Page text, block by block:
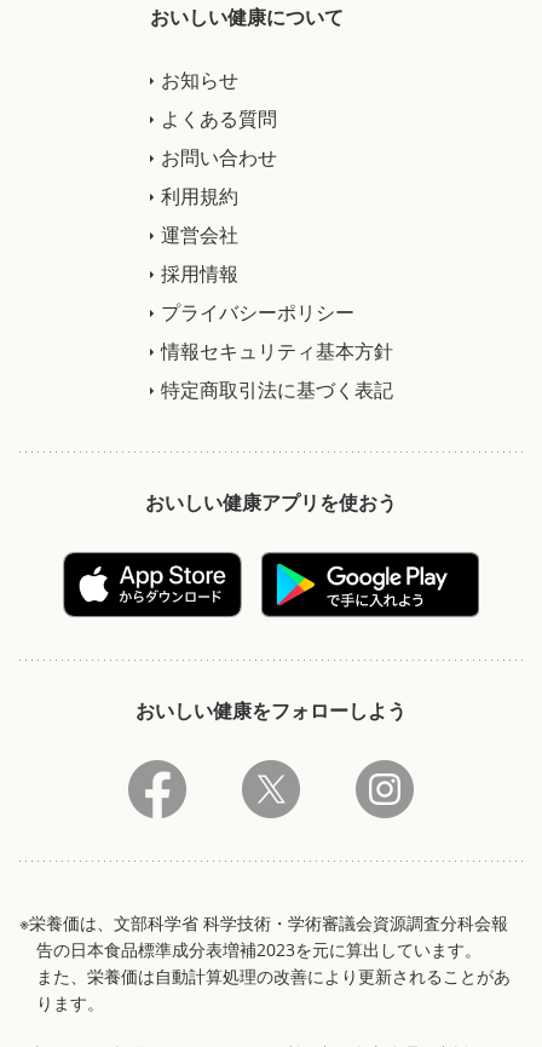
おいしい健康について
お知らせ
よくある質問
お問い合わせ
利用規約
運営会社
採用情報
プライバシーポリシー
情報セキュリティ基本方針
特定商取引法に基づく表記
おいしい健康アプリを使おう
おいしい健康をフォローしよう
※栄養価は、文部科学省 科学技術・学術審議会資源調査分科会報
告の日本食品標準成分表増補2023を元に算出しています。
また、栄養価は自動計算処理の改善により更新されることがあ
ります。